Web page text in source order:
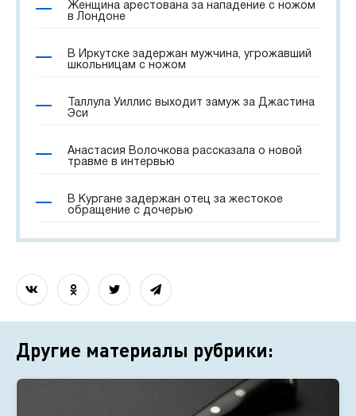
Женщина арестована за нападение с ножом
в Лондоне
В Иркутске задержан мужчина, угрожавший
школьницам с ножом
Таллула Уиллис выходит замуж за Джастина
Эси
Анастасия Волочкова рассказала о новой
травме в интервью
В Кургане задержан отец за жестокое
обращение с дочерью
Другие материалы рубрики: